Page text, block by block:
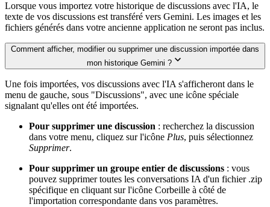
Lorsque vous importez votre historique de discussions avec l'IA, le
texte de vos discussions est transféré vers Gemini. Les images et les
fichiers générés dans votre ancienne application ne seront pas inclus.
Comment afficher, modifier ou supprimer une discussion importée dans
mon historique Gemini ?
Une fois importées, vos discussions avec l'IA s'afficheront dans le
menu de gauche, sous "Discussions", avec une icône spéciale
signalant qu'elles ont été importées.
Pour supprimer une discussion : recherchez la discussion
dans votre menu, cliquez sur l'icône Plus, puis sélectionnez
Supprimer.
Pour supprimer un groupe entier de discussions : vous
pouvez supprimer toutes les conversations IA d'un fichier .zip
spécifique en cliquant sur l'icône Corbeille à côté de
l'importation correspondante dans vos paramètres.